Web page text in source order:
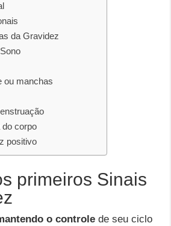
da Gravidez
ou manchas
do corpo
positivo
primeiros Sinais
o controlede seu ciclo